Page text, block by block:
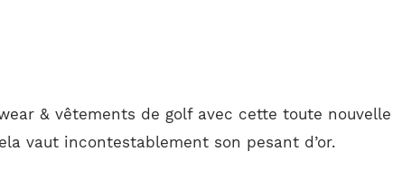
& vêtements de golf avec cette toute
vaut incontestablement son pesant d’or.